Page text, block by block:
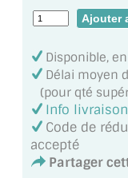
VERRE ANTI-
VERRE LAQUÉ/
VERRE
DALLE DE SOL
PORTE EN
Disponible,
Délai moyen
(pour qté
Info
Code de
accepté
Partager